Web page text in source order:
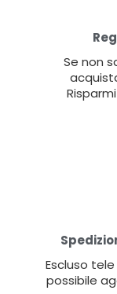
Se non
Escluso
possibile